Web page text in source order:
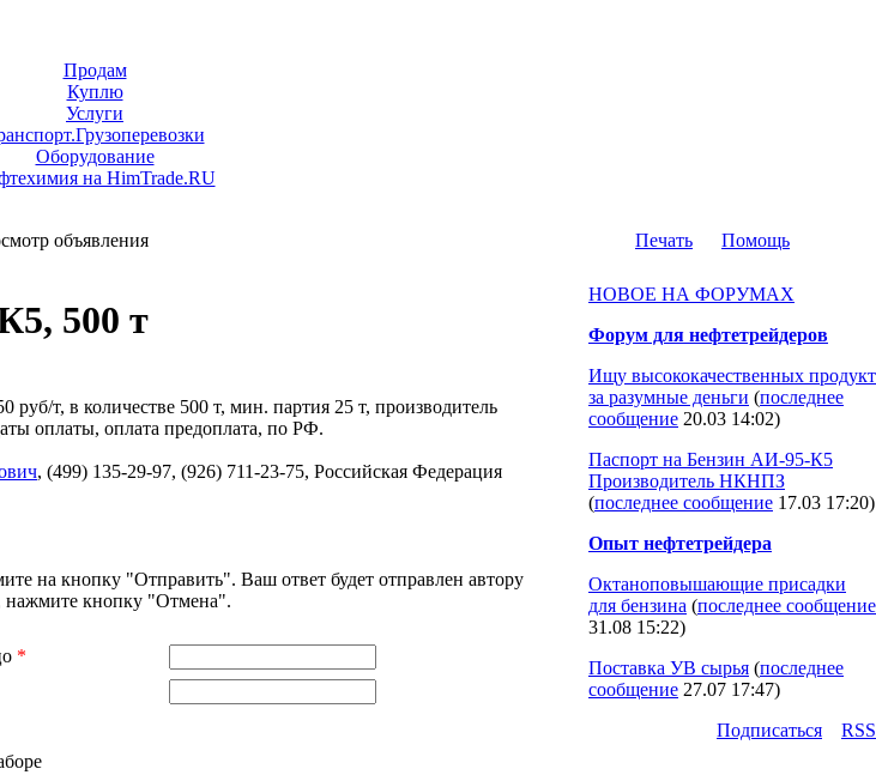
Продам
Куплю
Услуги
Оборудование
на HimTrade.RU
объявления Печать Помощь
500 т
т, в количестве 500 т, мин. партия 25 т, производитель
оплаты, оплата предоплата, по РФ.
, (499) 135-29-97, (926) 711-23-75, Российская Федерация
на кнопку "Отправить". Ваш ответ будет отправлен автору
нажмите кнопку "Отмена".
*
НОВОЕ НА ФОРУМАХ
Форум для нефтетрейдеров
Ищу высококачественных продукт
за разумные деньги (последнее
сообщение 20.03 14:02)
Паспорт на Бензин АИ-95-К5
Производитель НКНПЗ
(последнее сообщение 17.03 17:20)
Опыт нефтетрейдера
Октаноповышающие присадки
для бензина (последнее сообщение
31.08 15:22)
Поставка УВ сырья (последнее
сообщение 27.07 17:47)
Подпиcаться
RSS